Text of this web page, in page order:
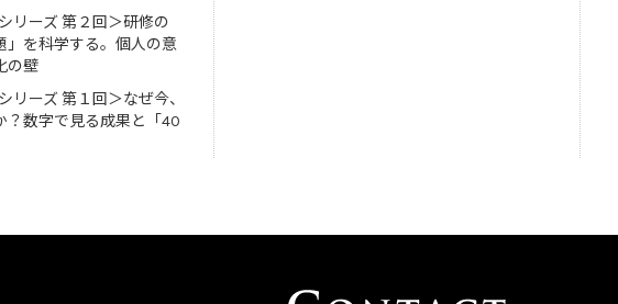
リーズ 第２回＞研修の
」を科学する。個人の意
の壁
リーズ 第１回＞なぜ今、
？数字で見る成果と「40